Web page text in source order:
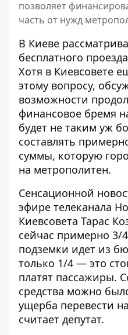
позволяет
часть от нужд
В Киеве
бесплатного
Хотя в Киевсовете
этому вопросу,
возможности
финансовое бремя
будет не таким уж
составлять
суммы, которую
на метрополитен.
Сенсационной
эфире телеканала
Киевсовета Тарас
сейчас примерно 3/
подземки идет из
только 1/4 — это
платят пассажиры.
средства можно
ущерба перевести
считает депутат.